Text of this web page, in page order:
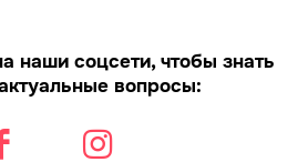
наши соцсети, чтобы знать
вопросы: